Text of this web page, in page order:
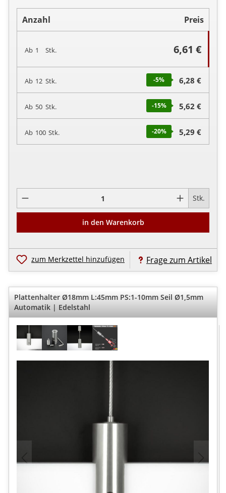
Anzahl Preis
Ab 1 Stk. 6,61 €
Ab 12 Stk. -5% 6,28 €
Ab 50 Stk. -15% 5,62 €
Ab 100 Stk. -20% 5,29 €
Stk.
in den Warenkorb
zum Merkzettel hinzufügen Frage zum Artikel
Plattenhalter Ø18mm L:45mm PS:1-10mm Seil Ø1,5mm
Automatik | Edelstahl